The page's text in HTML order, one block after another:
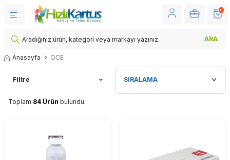
ARA
0
Anasayfa OCE
Filtre
Toplam 84 Ürün bulundu.